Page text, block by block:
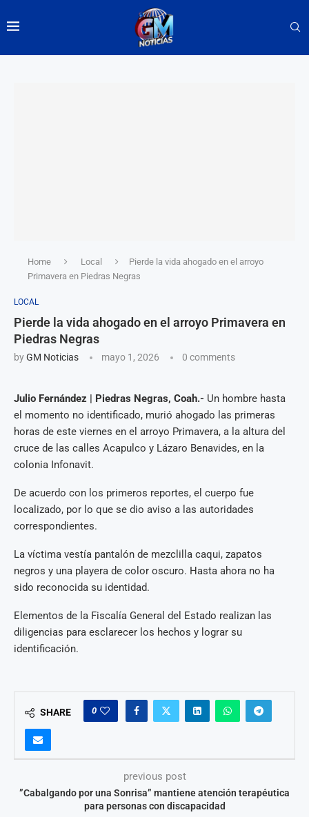
Home Local
Pierde la vida ahogado en el arroyo
Primavera en Piedras Negras
LOCAL
Pierde la vida ahogado en el arroyo Primavera en
Piedras Negras
byGM Noticias mayo 1, 2026 0 comments
Julio Fernández | Piedras Negras, Coah.- Un hombre hasta
el momento no identificado, murió ahogado las primeras
horas de este viernes en el arroyo Primavera, a la altura del
cruce de las calles Acapulco y Lázaro Benavides, en la
colonia Infonavit.
De acuerdo con los primeros reportes, el cuerpo fue
localizado, por lo que se dio aviso a las autoridades
correspondientes.
La víctima vestía pantalón de mezclilla caqui, zapatos
negros y una playera de color oscuro. Hasta ahora no ha
sido reconocida su identidad.
Elementos de la Fiscalía General del Estado realizan las
diligencias para esclarecer los hechos y lograr su
identificación.
SHARE 0
previous post
”Cabalgando por una Sonrisa” mantiene atención terapéutica
para personas con discapacidad